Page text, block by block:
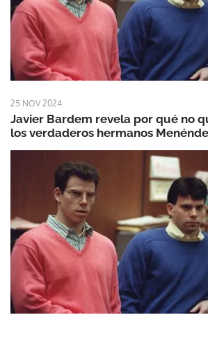
25 NOV 2024
Javier Bardem revela por qué no
los verdaderos hermanos